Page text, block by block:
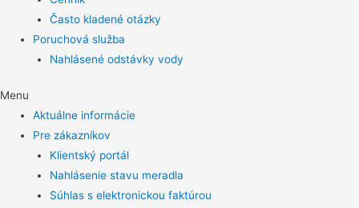
Často kladené otázky
Poruchová služba
Nahlásené odstávky vody
Menu
Aktuálne informácie
Pre zákazníkov
Klientský portál
Nahlásenie stavu meradla
Súhlas s elektronickou faktúrou